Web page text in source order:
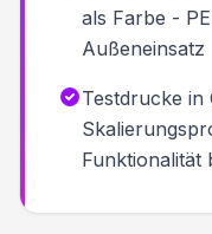
als Farbe -
Außeneinsatz
Testdrucke in
Funktionalität